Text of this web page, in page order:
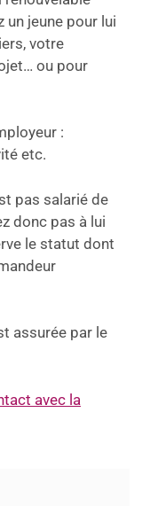
jeune pour lui
votre
ou pour
:
etc.
pas salarié de
donc pas à lui
le statut dont
assurée par le
avec la